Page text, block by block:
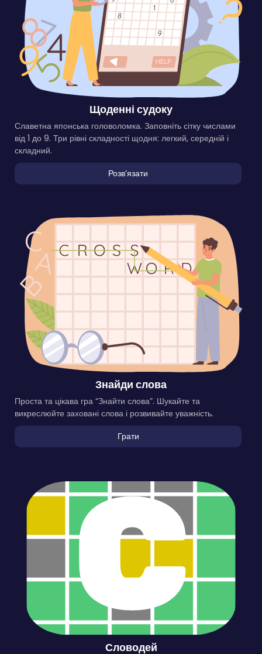
Щоденні судоку
Славетна японська головоломка. Заповніть сітку числами
від 1 до 9. Три рівні складності щодня: легкий, середній і
складний.
Розвʼязати
Знайди слова
Проста та цікава гра “Знайти слова”. Шукайте та
викреслюйте заховані слова і розвивайте уважність.
Грати
Словодей